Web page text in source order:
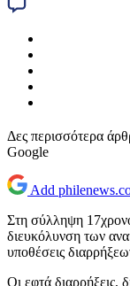
Δες περισσότερα
Google
Add
Στη σύλληψη
διευκόλυνση των
υποθέσεις
Οι εφτά διαρρήξεις,